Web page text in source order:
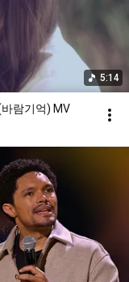
5:14
람기억) MV